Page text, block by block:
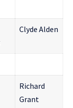
Clyde Alden
Richard
Grant